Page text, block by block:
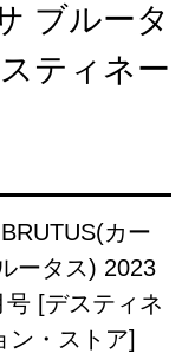
ブルータ
ティネー
カー
ータス) 2023
号 [デスティネ
ン・ストア]